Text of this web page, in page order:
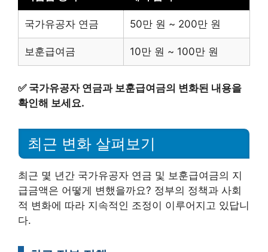
국가유공자 연금 50만 원 ~ 200만 원
보훈급여금 10만 원 ~ 100만 원
✅ 국가유공자 연금과 보훈급여금의 변화된 내용을
확인해 보세요.
최근 변화 살펴보기
최근 몇 년간 국가유공자 연금 및 보훈급여금의 지
급금액은 어떻게 변했을까요? 정부의 정책과 사회
적 변화에 따라 지속적인 조정이 이루어지고 있답니
다.